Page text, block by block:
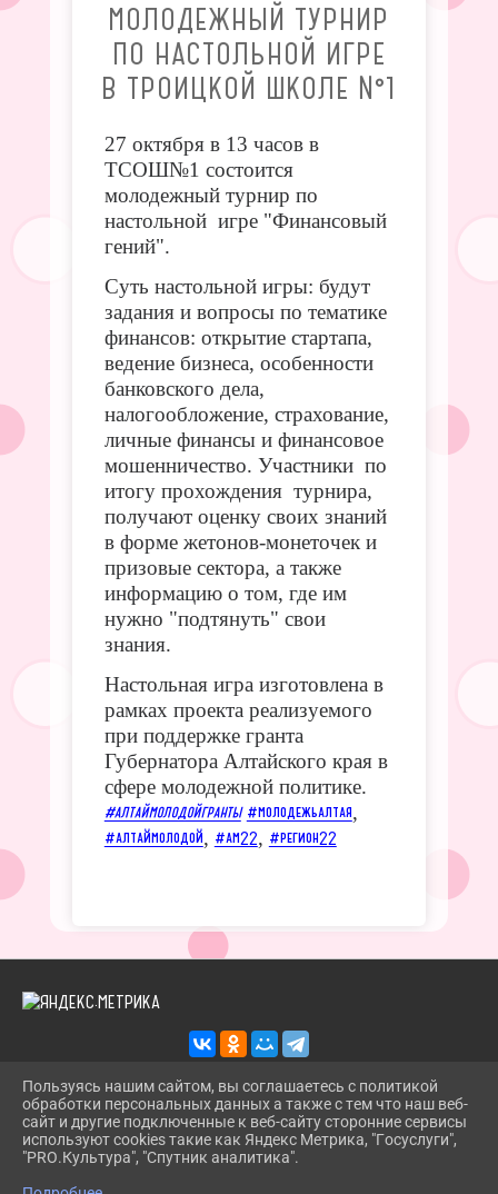
МОЛОДЕЖНЫЙ ТУРНИР
ПО НАСТОЛЬНОЙ ИГРЕ
В ТРОИЦКОЙ ШКОЛЕ №1
27 октября в 13 часов в
ТСОШ№1 состоится
молодежный турнир по
настольной игре "Финансовый
гений".
Суть настольной игры: будут
задания и вопросы по тематике
финансов: открытие стартапа,
ведение бизнеса, особенности
банковского дела,
налогообложение, страхование,
личные финансы и финансовое
мошенничество. Участники по
итогу прохождения турнира,
получают оценку своих знаний
в форме жетонов-монеточек и
призовые сектора, а также
информацию о том, где им
нужно "подтянуть" свои
знания.
Настольная игра изготовлена в
рамках проекта реализуемого
при поддержке гранта
Губернатора Алтайского края в
сфере молодежной политике.
#алтаймолодойгранты #молодежьалтая,
#алтаймолодой, #ам22, #регион22
2026 Г. TROITSKBIBLIOTEKA.RU
ВХОД
КАРТА САЙТА
Пользуясь нашим сайтом, вы соглашаетесь с политикой
обработки персональных данных а также с тем что наш веб-
сайт и другие подключенные к веб-сайту сторонние сервисы
используют cookies такие как Яндекс Метрика, "Госуслуги",
"PRO.Культура", "Спутник аналитика".